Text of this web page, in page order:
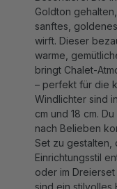
sanftes,
wirft. Dieser
warme,
bringt Chalet-
– perfekt für die
Windlichter sind
cm und 18 cm.
nach Belieben
Set zu gestalten,
Einrichtungsstil
oder im
sind ein
Ergänzung für